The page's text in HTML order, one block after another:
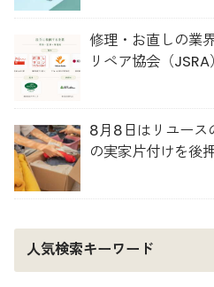
修理・お直しの業
リペア協会（
8月8日はリユース
の実家片付けを後
人気検索キーワード